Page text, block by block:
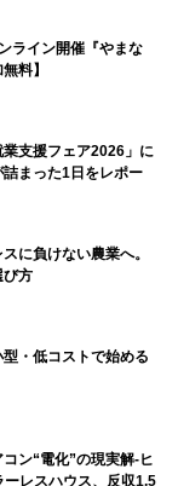
ライン開催『やまな
料】
支援フェア2026」に
まった1日をレポー
に負けない農業へ。
び方
・低コストで始める
ン“電化”の現実解-ヒ
レスハウス、反収1.5